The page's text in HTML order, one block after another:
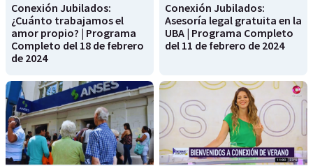
Conexión Jubilados:
¿Cuánto trabajamos el
amor propio? | Programa
Completo del 18 de febrero
de 2024
Conexión Jubilados:
Asesoría legal gratuita en la
UBA | Programa Completo
del 11 de febrero de 2024